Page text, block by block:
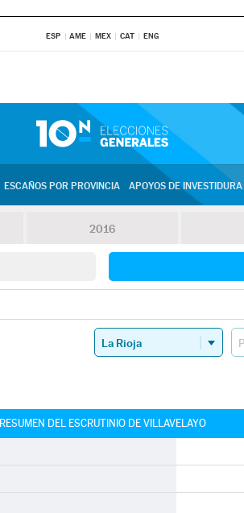
ESP AME MEX CAT ENG
ESCAÑOS POR PROVINCIA APOYOS DE INVESTIDURA
2016
RESUMEN DEL ESCRUTINIO DE VILLAVELAYO